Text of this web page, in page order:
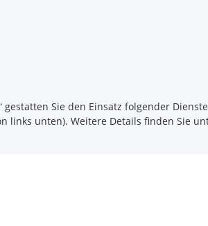
gestatten Sie den Einsatz folgender
links unten). Weitere Details finden Sie